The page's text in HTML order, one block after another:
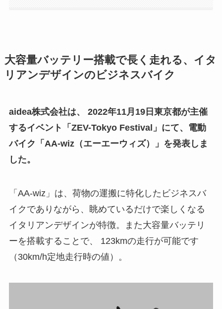
大容量バッテリー搭載で長く走れる、イタ
リアンデザインのビジネスバイク
aidea株式会社は、 2022年11月19日東京都が主催
するイベント「ZEV-Tokyo Festival」にて、電動
バイク「AA-wiz（エーエーウィズ）」を発表しま
した。
「AA-wiz」は、荷物の運搬に特化したビジネスバ
イクでありながら、眺めているだけで楽しくなる
イタリアンデザインが特徴。また大容量バッテリ
ーを搭載することで、 123kmの走行が可能です
（30km/h定地走行時の値）。